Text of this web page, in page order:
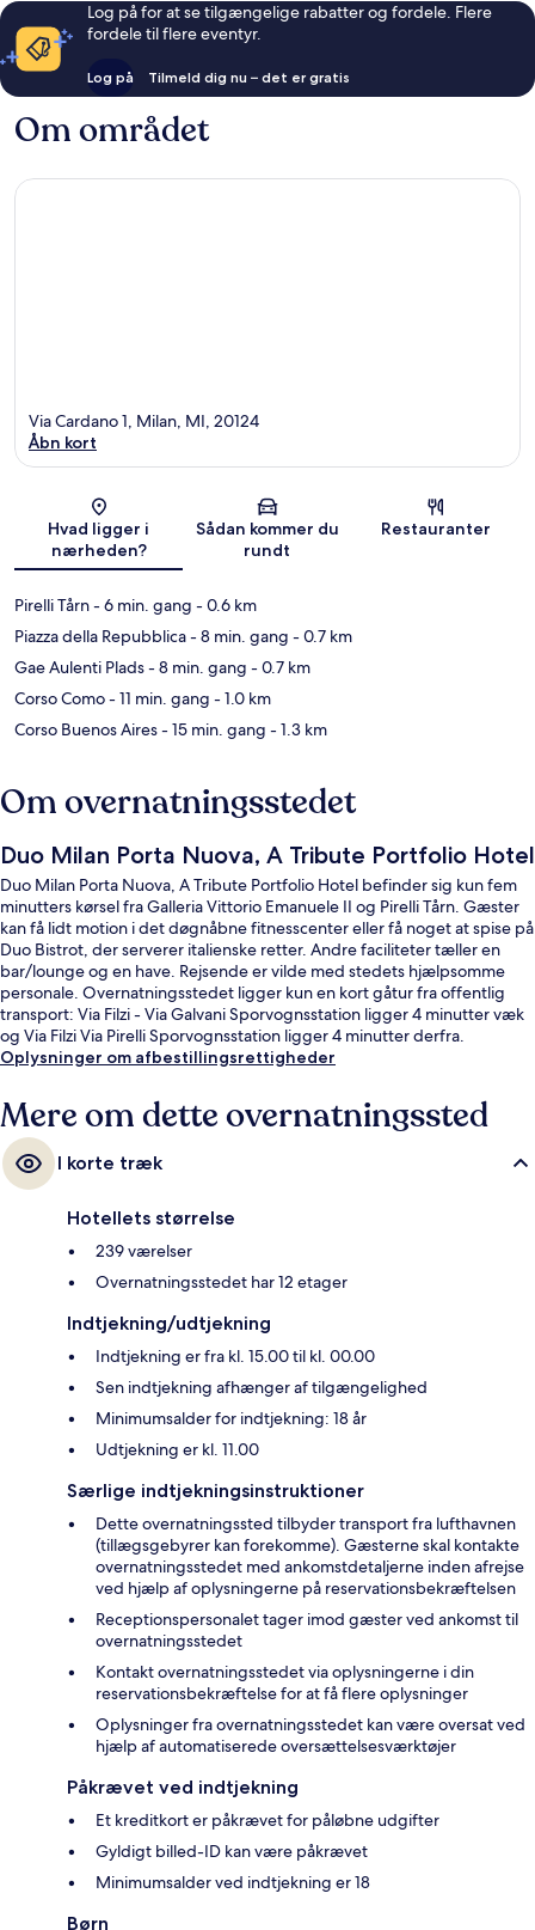
Log på for at se tilgængelige rabatter og fordele. Flere
fordele til flere eventyr.
Log på Tilmeld dig nu – det er gratis
Om området
Kort
Via Cardano 1, Milan, MI, 20124
Åbn kort
Hvad ligger i
nærheden?
Sådan kommer du
rundt
Restauranter
Pirelli Tårn- 6 min. gang - 0.6 km
Piazza della Repubblica- 8 min. gang - 0.7 km
Gae Aulenti Plads- 8 min. gang - 0.7 km
Corso Como- 11 min. gang - 1.0 km
Corso Buenos Aires- 15 min. gang - 1.3 km
Om overnatningsstedet
Duo Milan Porta Nuova, A Tribute Portfolio Hotel
Duo Milan Porta Nuova, A Tribute Portfolio Hotel befinder sig kun fem
minutters kørsel fra Galleria Vittorio Emanuele II og Pirelli Tårn. Gæster
kan få lidt motion i det døgnåbne fitnesscenter eller få noget at spise på
Duo Bistrot, der serverer italienske retter. Andre faciliteter tæller en
bar/lounge og en have. Rejsende er vilde med stedets hjælpsomme
personale. Overnatningsstedet ligger kun en kort gåtur fra offentlig
transport: Via Filzi - Via Galvani Sporvognsstation ligger 4 minutter væk
og Via Filzi Via Pirelli Sporvognsstation ligger 4 minutter derfra.
Oplysninger om afbestillingsrettigheder
Mere om dette overnatningssted
I korte træk
Hotellets størrelse
239 værelser
Overnatningsstedet har 12 etager
Indtjekning/udtjekning
Indtjekning er fra kl. 15.00 til kl. 00.00
Sen indtjekning afhænger af tilgængelighed
Minimumsalder for indtjekning: 18 år
Udtjekning er kl. 11.00
Særlige indtjekningsinstruktioner
Dette overnatningssted tilbyder transport fra lufthavnen
(tillægsgebyrer kan forekomme). Gæsterne skal kontakte
overnatningsstedet med ankomstdetaljerne inden afrejse
ved hjælp af oplysningerne på reservationsbekræftelsen
Receptionspersonalet tager imod gæster ved ankomst til
overnatningsstedet
Kontakt overnatningsstedet via oplysningerne i din
reservationsbekræftelse for at få flere oplysninger
Oplysninger fra overnatningsstedet kan være oversat ved
hjælp af automatiserede oversættelsesværktøjer
Påkrævet ved indtjekning
Et kreditkort er påkrævet for påløbne udgifter
Gyldigt billed-ID kan være påkrævet
Minimumsalder ved indtjekning er 18
Børn